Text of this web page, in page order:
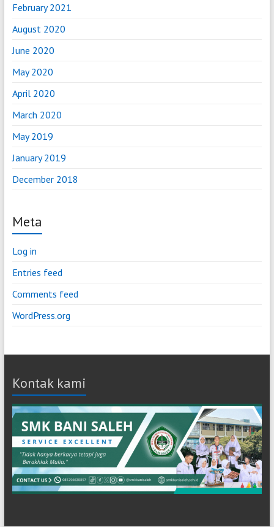
February 2021
August 2020
June 2020
May 2020
April 2020
March 2020
May 2019
January 2019
December 2018
Meta
Log in
Entries feed
Comments feed
WordPress.org
Kontak kami